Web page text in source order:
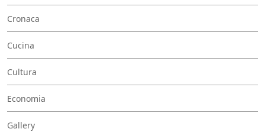
Cronaca
Cucina
Cultura
Economia
Gallery